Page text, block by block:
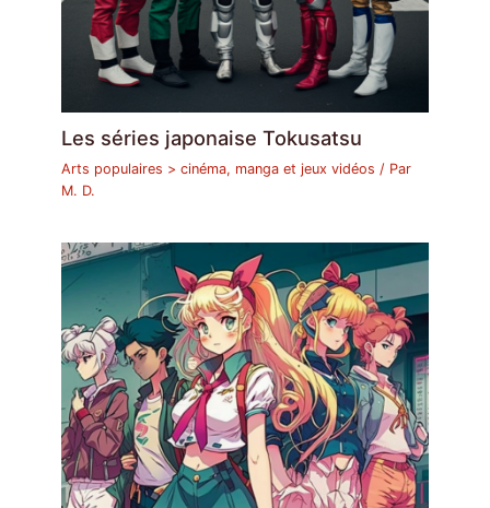
Les séries japonaise Tokusatsu
Arts populaires > cinéma, manga et jeux vidéos / Par
M. D.